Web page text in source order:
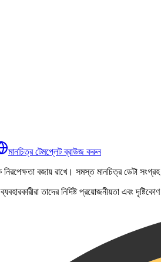
মানচিত্র টেমপ্লেট ব্রাউজ করুন
বজায় রাখে। সমস্ত মানচিত্র ডেটা
তাদের নির্দিষ্ট প্রয়োজনীয়তা এবং